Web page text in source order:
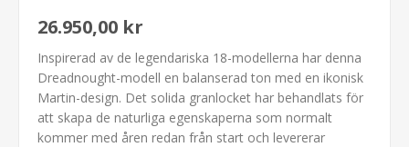
26.950,00 kr
Inspirerad av de legendariska 18-modellerna har denna
Dreadnought-modell en balanserad ton med en ikonisk
Martin-design. Det solida granlocket har behandlats för
att skapa de naturliga egenskaperna som normalt
kommer med åren redan från start och levererar